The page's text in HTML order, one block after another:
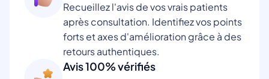
Recueillez l'avis de vos vrais patients
après consultation. Identifiez vos points
forts et axes d'amélioration grâce à des
retours authentiques.
Avis 100% vérifiés